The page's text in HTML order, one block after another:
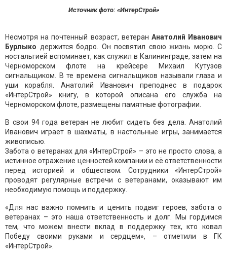
Источник фото: «ИнтерСтрой»
Несмотря на почтенный возраст, ветеран Анатолий Иванович
Бурлыко держится бодро. Он посвятил свою жизнь морю. С
ностальгией вспоминает, как служил в Калининграде, затем на
Черноморском флоте на крейсере Михаил Кутузов
сигнальщиком. В те времена сигнальщиков называли глаза и
уши корабля. Анатолий Иванович преподнес в подарок
«ИнтерСтрой» книгу, в которой описана его служба на
Черноморском флоте, размещены памятные фотографии.
В свои 94 года ветеран не любит сидеть без дела. Анатолий
Иванович играет в шахматы, в настольные игры, занимается
живописью.
Забота о ветеранах для «ИнтерСтрой» – это не просто слова, а
истинное отражение ценностей компании и её ответственности
перед историей и обществом. Сотрудники «ИнтерСтрой»
проводят регулярные встречи с ветеранами, оказывают им
необходимую помощь и поддержку.
«Для нас важно помнить и ценить подвиг героев, забота о
ветеранах – это наша ответственность и долг. Мы гордимся
тем, что можем внести вклад в поддержку тех, кто ковал
Победу своими руками и сердцем», – отметили в ГК
«ИнтерСтрой».